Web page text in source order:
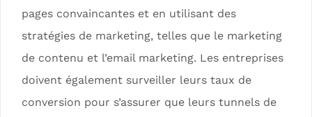
pages convaincantes et en utilisant des
stratégies de marketing, telles que le marketing
de contenu et l’email marketing. Les entreprises
doivent également surveiller leurs taux de
conversion pour s’assurer que leurs tunnels de